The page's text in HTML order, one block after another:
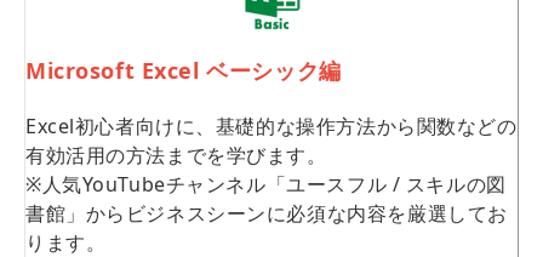
Microsoft Excel ベーシック編
Excel初心者向けに、基礎的な操作方法から関数などの
有効活用の方法までを学びます。
※人気YouTubeチャンネル「ユースフル / スキルの図
書館」からビジネスシーンに必須な内容を厳選してお
ります。